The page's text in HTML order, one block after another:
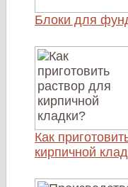
Блоки для
Как
кирпичной